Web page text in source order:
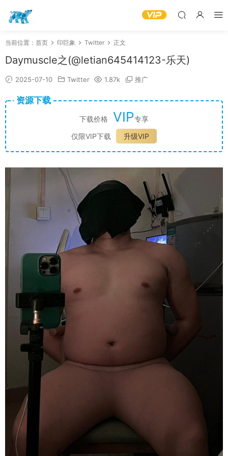
当前位置： 首页 印巨象 Twitter 正文
Daymuscle之(@letian645414123-乐天)
2025-07-10 Twitter 1.87k 推广
资源下载
下载价格 VIP专享
仅限VIP下载
升级VIP